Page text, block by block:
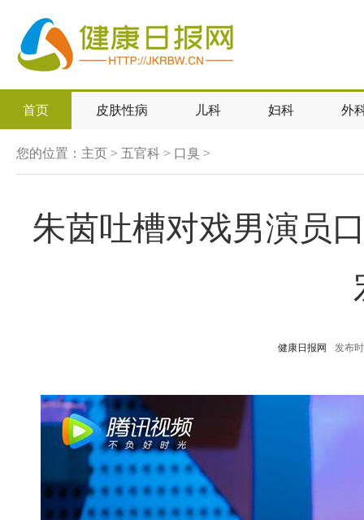
首页 皮肤性病 儿科 妇科 外
您的位置： 主页 > 五官科 > 口臭 >
朱茵吐槽对戏男演员
健康日报网 发布